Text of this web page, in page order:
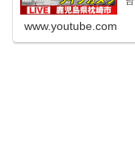
www.youtube.com